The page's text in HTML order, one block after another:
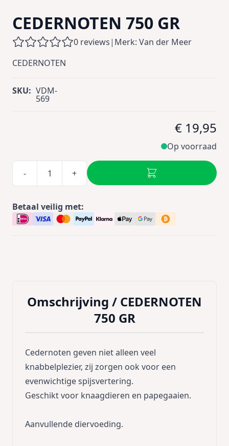
CEDERNOTEN 750 GR
0 reviews| Merk: Van der Meer
CEDERNOTEN
SKU: VDM-
569
€ 19,95
Op voorraad
- +
Betaal veilig met:
Omschrijving / CEDERNOTEN
750 GR
Cedernoten geven niet alleen veel
knabbelplezier, zij zorgen ook voor een
evenwichtige spijsvertering.
Geschikt voor knaagdieren en papegaaien.
Aanvullende diervoeding.